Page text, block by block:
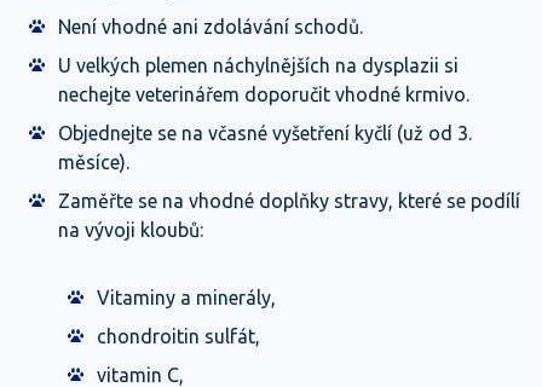
Není vhodné ani zdolávání schodů.
U velkých plemen náchylnějších na dysplazii si
nechejte veterinářem doporučit vhodné krmivo.
Objednejte se na včasné vyšetření kyčlí (už od 3.
měsíce).
Zaměřte se na vhodné doplňky stravy, které se podílí
na vývoji kloubů:
Vitaminy a minerály,
chondroitin sulfát,
vitamin C,